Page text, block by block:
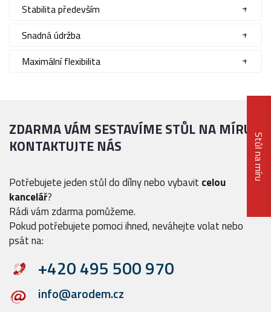
Stůl na míru
Stabilita především
Snadná údržba
Maximální flexibilita
ZDARMA VÁM SESTAVÍME STŮL NA MÍRU
KONTAKTUJTE NÁS
Potřebujete jeden stůl do dílny nebo vybavit celou
kancelář?
Rádi vám zdarma pomůžeme.
Pokud potřebujete pomoci ihned, neváhejte volat nebo
psát na:
+420 495 500 970
info@arodem.cz